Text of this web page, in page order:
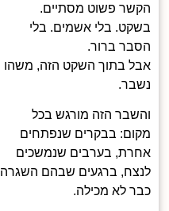
הקשר פשוט מסתיים.
בשקט. בלי אשמים. בלי
הסבר ברור.
אבל בתוך השקט הזה, משהו
נשבר.
והשבר הזה מורגש בכל
מקום: בבקרים שנפתחים
אחרת, בערבים שנמשכים
לנצח, ברגעים שבהם השגרה
כבר לא מכילה.